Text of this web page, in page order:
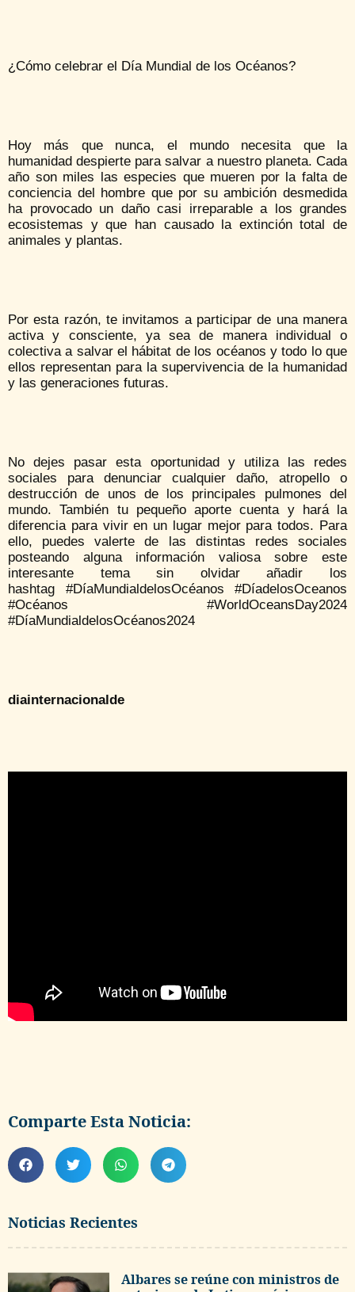
Noticias Recientes
Albares se reúne con ministros de
¿Cómo celebrar el Día Mundial de los Océanos?
Hoy más que nunca, el mundo necesita que la
humanidad despierte para salvar a nuestro planeta. Cada
año son miles las especies que mueren por la falta de
conciencia del hombre que por su ambición desmedida
ha provocado un daño casi irreparable a los grandes
ecosistemas y que han causado la extinción total de
animales y plantas.
Por esta razón, te invitamos a participar de una manera
activa y consciente, ya sea de manera individual o
colectiva a salvar el hábitat de los océanos y todo lo que
ellos representan para la supervivencia de la humanidad
y las generaciones futuras.
No dejes pasar esta oportunidad y utiliza las redes
sociales para denunciar cualquier daño, atropello o
destrucción de unos de los principales pulmones del
mundo. También tu pequeño aporte cuenta y hará la
diferencia para vivir en un lugar mejor para todos. Para
ello, puedes valerte de las distintas redes sociales
posteando alguna información valiosa sobre este
interesante tema sin olvidar añadir los
hashtag #DíaMundialdelosOcéanos #DíadelosOceanos
#Océanos #WorldOceansDay2024
#DíaMundialdelosOcéanos2024
diainternacionalde
Comparte Esta Noticia: